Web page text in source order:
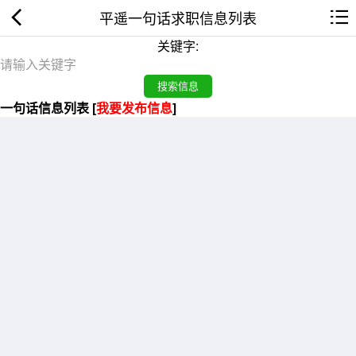
平遥一句话求职信息列表
关键字:
一句话信息列表 [我要发布信息]